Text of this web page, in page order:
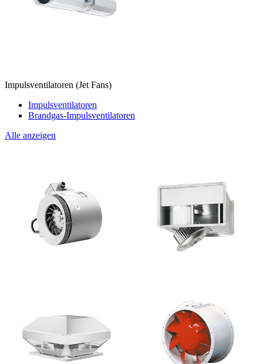
Impulsventilatoren (Jet Fans)
Impulsventilatoren
Brandgas-Impulsventilatoren
Alle anzeigen